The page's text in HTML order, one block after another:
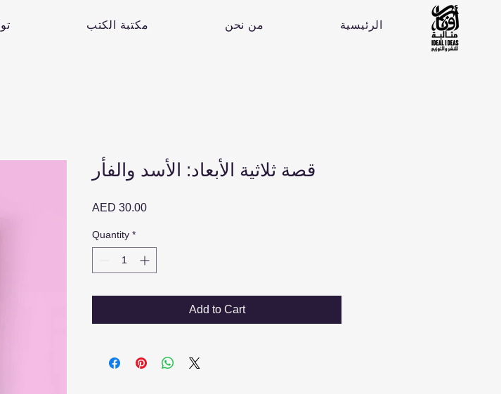
مكتبة الكتب من نحن الرئيسية
قصة ثلاثية الأبعاد: الأسد والفأر
AED 30.00Price
Quantity *
Add to Cart